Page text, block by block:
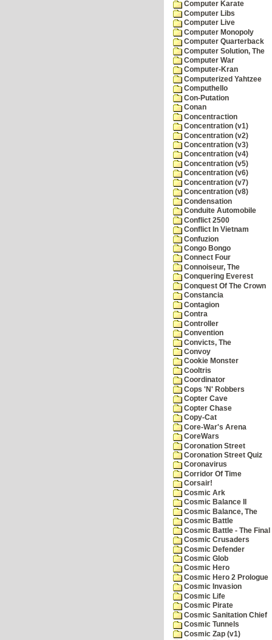
Computer Karate
Computer Libs
Computer Live
Computer Monopoly
Computer Quarterback
Computer Solution, The
Computer War
Computer-Kran
Computerized Yahtzee
Computhello
Con-Putation
Conan
Concentraction
Concentration (v1)
Concentration (v2)
Concentration (v3)
Concentration (v4)
Concentration (v5)
Concentration (v6)
Concentration (v7)
Concentration (v8)
Condensation
Conduite Automobile
Conflict 2500
Conflict In Vietnam
Confuzion
Congo Bongo
Connect Four
Connoiseur, The
Conquering Everest
Conquest Of The Crown
Constancia
Contagion
Contra
Controller
Convention
Convicts, The
Convoy
Cookie Monster
Cooltris
Coordinator
Cops 'N' Robbers
Copter Cave
Copter Chase
Copy-Cat
Core-War's Arena
CoreWars
Coronation Street
Coronation Street Quiz
Coronavirus
Corridor Of Time
Corsair!
Cosmic Ark
Cosmic Balance II
Cosmic Balance, The
Cosmic Battle
Cosmic Battle - The
Cosmic Crusaders
Cosmic Defender
Cosmic Glob
Cosmic Hero
Cosmic Hero 2 Prologue
Cosmic Invasion
Cosmic Life
Cosmic Pirate
Cosmic Sanitation Chief
Cosmic Tunnels
Cosmic Zap (v1)